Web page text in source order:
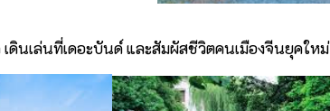
ดินเล่นที่เดอะบันด์ และสัมผัสชีวิตคนเมืองจีนยุคใหม่